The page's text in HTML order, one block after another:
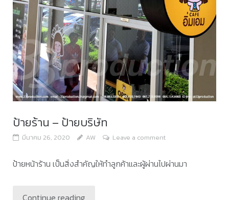
ป้ายร้าน – ป้ายบริษัท
มีนาคม 26, 2020 AW Leave a comment
ป้ายหน้าร้าน เป็นสิ่งสำคัญให้ทำลูกค้าและผู้ผ่านไปผ่านมา